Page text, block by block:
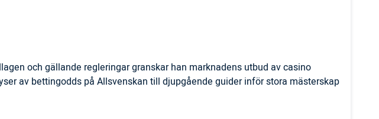
och gällande regleringar granskar han marknadens utbud av casino
av bettingodds på Allsvenskan till djupgående guider inför stora mästerskap